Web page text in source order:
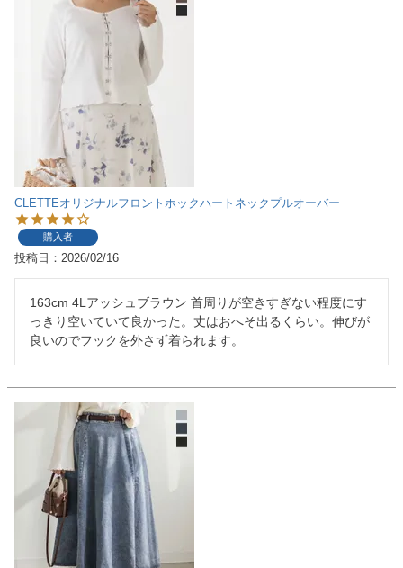
CLETTEオリジナルフロントホックハートネックプルオーバー
購入者
投稿日 2026/02/16
163cm 4Lアッシュブラウン 首周りが空きすぎない程度にす
っきり空いていて良かった。丈はおへそ出るくらい。伸びが
良いのでフックを外さず着られます。